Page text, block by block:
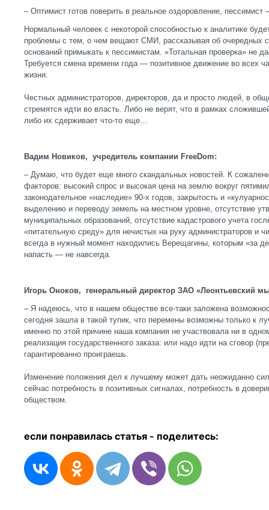
– Оптимист готов поверить в реальное оздоровление, пессимист
Нормальный человек с некоторой способностью к аналитике
проблемы с тем, о чем вещают СМИ, рассказывая об очередных
оснований примыкать к пессимистам. «Тотальная проверка» не
Требуется смена времени года — позитивное движение во всех
жизни.
Честных администраторов, директоров, да и просто людей, в
стремятся идти во власть. Либо не верят, что в рамках
либо их сдерживает что-то еще…
Вадим Новиков, учредитель компании FreeDom:
– Думаю, что будет еще много скандальных новостей. К
факторов: высокий спрос и высокая цена на землю вокруг
законодательное «наследие» 90-х годов, закрытость и
выделению и переводу земель на местном уровне, отсутствие
муниципальных образований, отсутствие кадастрового учета
«питательную среду» для нечистых на руку администраторов и
всегда в нужный момент находились Верещагины, которым «за
напасть — не навсегда.
Игорь Оноков, генеральный директор ЗАО «Леонтьевский
– Я надеюсь, что в нашем обществе все-таки заложена
сегодня зашла в такой тупик, что перемены возможны только к
именно по этой причине наша компания не участвовала ни в
реализация государственного заказа: или надо идти на сговор
гарантированно проиграешь.
Изменение положения дел к лучшему может дать неожиданно
сейчас потребность в позитивных сигналах, потребность в
обществом.
если понравилась статья - поделитесь: